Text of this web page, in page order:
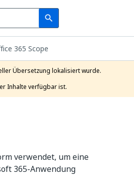
search
Search
365 Scope
Übersetzung lokalisiert wurde.
Inhalte verfügbar ist.
verwendet, um eine
365-Anwendung